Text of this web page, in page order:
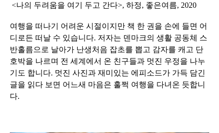
<나의 두려움을 여기 두고 간다>, 하정, 좋은여름, 2020
여행을 떠나기 어려운 시절이지만 책 한 권을 손에 들면 어
디로든 떠날 수 있습니다. 저자는 덴마크의 생활 공동체 스
반홀름으로 날아가 난생처음 잡초를 뽑고 감자를 캐고 단
호박을 나르며 전 세계에서 온 친구들과 멋진 우정을 나누
기도 합니다. 멋진 사진과 재미있는 에피소드가 가득 담긴
글을 읽다 보면 어느새 마음은 훌쩍 여행을 다녀온 듯합니
다.